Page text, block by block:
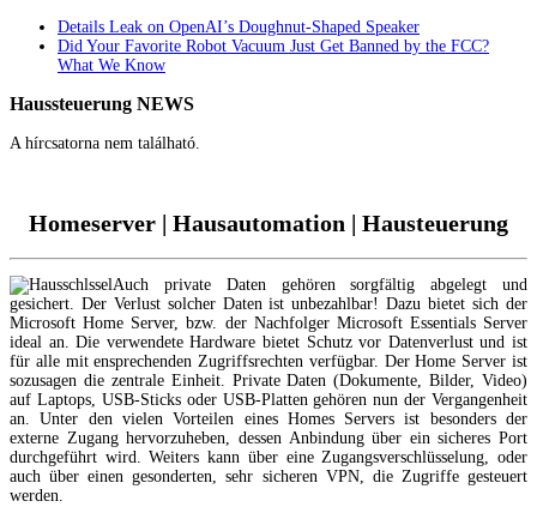
Details Leak on OpenAI’s Doughnut-Shaped Speaker
Did Your Favorite Robot Vacuum Just Get Banned by the FCC?
What We Know
Haussteuerung NEWS
A hírcsatorna nem található.
Homeserver | Hausautomation | Hausteuerung
Auch private Daten gehören sorgfältig abgelegt und
gesichert. Der Verlust solcher Daten ist unbezahlbar! Dazu bietet sich der
Microsoft Home Server, bzw. der Nachfolger Microsoft Essentials Server
ideal an. Die verwendete Hardware bietet Schutz vor Datenverlust und ist
für alle mit ensprechenden Zugriffsrechten verfügbar. Der Home Server ist
sozusagen die zentrale Einheit. Private Daten (Dokumente, Bilder, Video)
auf Laptops, USB-Sticks oder USB-Platten gehören nun der Vergangenheit
an. Unter den vielen Vorteilen eines Homes Servers ist besonders der
externe Zugang hervorzuheben, dessen Anbindung über ein sicheres Port
durchgeführt wird. Weiters kann über eine Zugangsverschlüsselung, oder
auch über einen gesonderten, sehr sicheren VPN, die Zugriffe gesteuert
werden.